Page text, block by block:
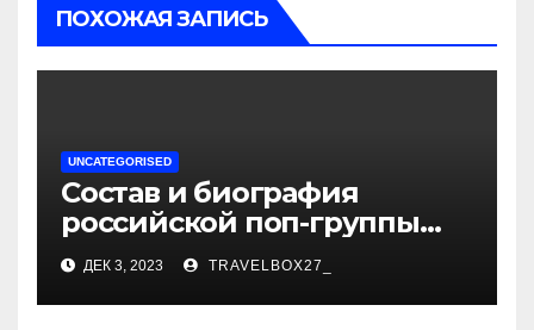
ПОХОЖАЯ ЗАПИСЬ
UNCATEGORISED
Состав и биография
российской поп-группы
«Иванушки интернешнл»
— история успеха, музыка
и судьбы участников
ДЕК 3, 2023 TRAVELBOX27_